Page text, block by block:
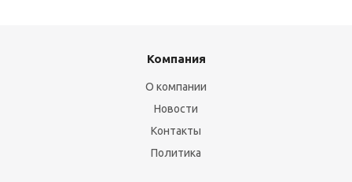
Компания
О компании
Новости
Контакты
Политика